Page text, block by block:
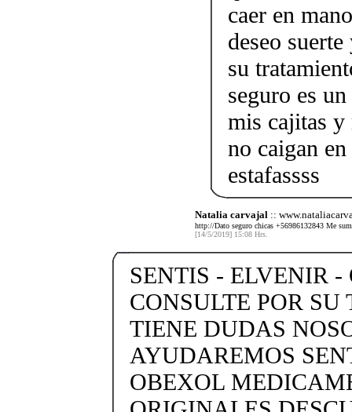
caer en
deseo
su
seguro es
mis cajitas y
no caigan
estafassss
Natalia carvajal ::
http://Dato seguro chicas +56986132843 Me
[14/5/2019] 15:08 Hrs.
SENTIS - ELVENIR
CONSULTE POR
TIENE DUDAS
AYUDAREMOS
OBEXOL